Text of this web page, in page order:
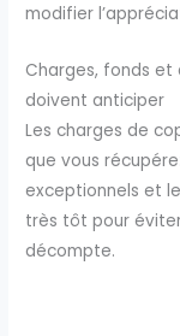
modifier
Charges, fonds et
doivent anticiper
Les charges de
que vous
exceptionnels et
très tôt pour
décompte.